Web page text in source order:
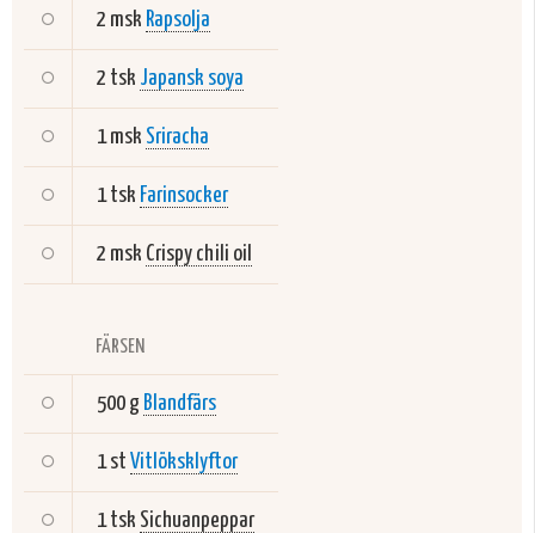
2 msk Rapsolja
2 tsk Japansk soya
1 msk Sriracha
1 tsk Farinsocker
2 msk Crispy chili oil
FÄRSEN
500 g Blandfärs
1 st Vitlöksklyftor
1 tsk Sichuanpeppar